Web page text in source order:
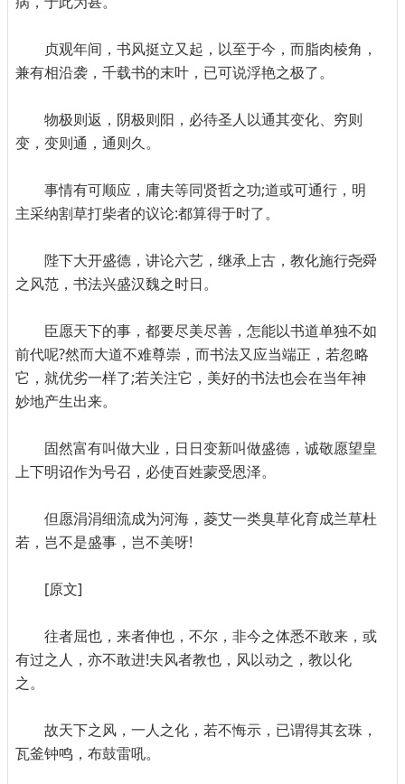
贞观年间，书风挺立又起，以至于今，而脂肉棱角，
兼有相沿袭，千载书的末叶，已可说浮艳之极了。
物极则返，阴极则阳，必待圣人以通其变化、穷则
变，变则通，通则久。
事情有可顺应，庸夫等同贤哲之功;道或可通行，明
主采纳割草打柴者的议论:都算得于时了。
陛下大开盛德，讲论六艺，继承上古，教化施行尧舜
之风范，书法兴盛汉魏之时日。
臣愿天下的事，都要尽美尽善，怎能以书道单独不如
前代呢?然而大道不难尊崇，而书法又应当端正，若忽略
它，就优劣一样了;若关注它，美好的书法也会在当年神
妙地产生出来。
固然富有叫做大业，日日变新叫做盛德，诚敬愿望皇
上下明诏作为号召，必使百姓蒙受恩泽。
但愿涓涓细流成为河海，菱艾一类臭草化育成兰草杜
若，岂不是盛事，岂不美呀!
[原文]
往者屈也，来者伸也，不尔，非今之体悉不敢来，或
有过之人，亦不敢进!夫风者教也，风以动之，教以化
之。
故天下之风，一人之化，若不悔示，已谓得其玄珠，
瓦釜钟鸣，布鼓雷吼。